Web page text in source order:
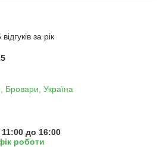
за рік
Бровари, Україна
до 16:00
роботи